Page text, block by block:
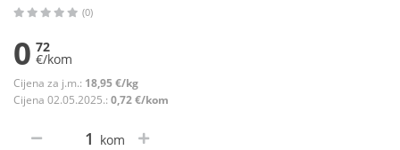
(0)
0 72
€/kom
Cijena za j.m.: 18,95 €/kg
Cijena 02.05.2025.: 0,72 €/kom
kom